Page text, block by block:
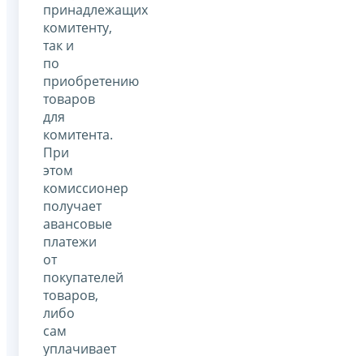
принадлежащих
комитенту,
так и
по
приобретению
товаров
для
комитента.
При
этом
комиссионер
получает
авансовые
платежи
от
покупателей
товаров,
либо
сам
уплачивает